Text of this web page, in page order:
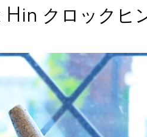
クロックヒ